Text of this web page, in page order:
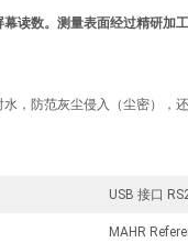
读数。测量表面经过精研加工
，防范灰尘侵入（尘密），
USB 接口
MAHR